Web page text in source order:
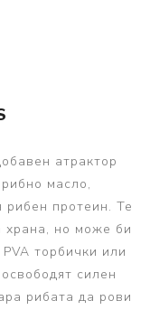
атрактор
масло,
рибен протеин. Те
храна, но може би
торбички или
силен
рибата да рови